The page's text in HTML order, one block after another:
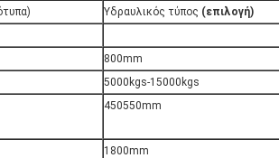
Υδραυλικός τύπος (επιλογή)
800mm
5000kgs-15000kgs
450550mm
1800mm